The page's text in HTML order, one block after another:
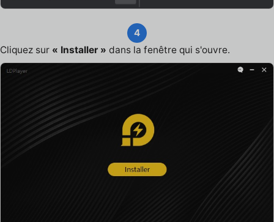
4
Cliquez sur « Installer » dans la fenêtre qui s'ouvre.